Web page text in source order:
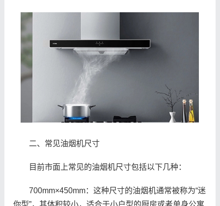
二、常见油烟机尺寸
目前市面上常见的油烟机尺寸包括以下几种：
700mm×450mm：这种尺寸的油烟机通常被称为“迷
你型”，其体积较小，适合于小户型的厨房或者单身公寓